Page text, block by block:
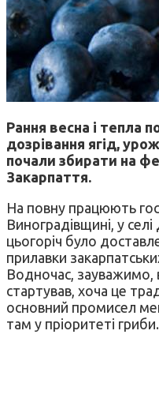
Рання весна і тепла
дозрівання ягід,
почали збирати на
Закарпаття.
На повну працюють
Виноградівщині, у
цьогоріч було
прилавки
Водночас, зауважимо,
стартував, хоча це
основний промисел
там у пріоритеті гриби.